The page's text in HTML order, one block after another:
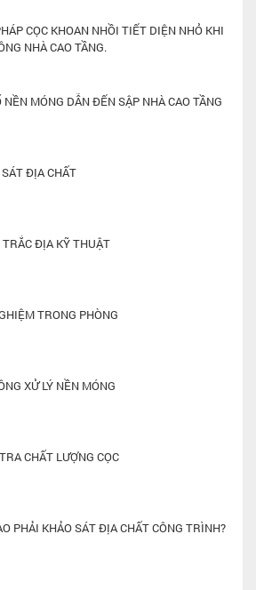
CỌC KHOAN NHỒI TIẾT DIỆN NHỎ KHI
NHÀ CAO TẦNG.
NỀN MÓNG DẪN ĐẾN SẬP NHÀ CAO TẦNG
SÁT ĐỊA CHẤT
TRẮC ĐỊA KỸ THUẬT
TRONG PHÒNG
XỬ LÝ NỀN MÓNG
CHẤT LƯỢNG CỌC
PHẢI KHẢO SÁT ĐỊA CHẤT CÔNG TRÌNH?